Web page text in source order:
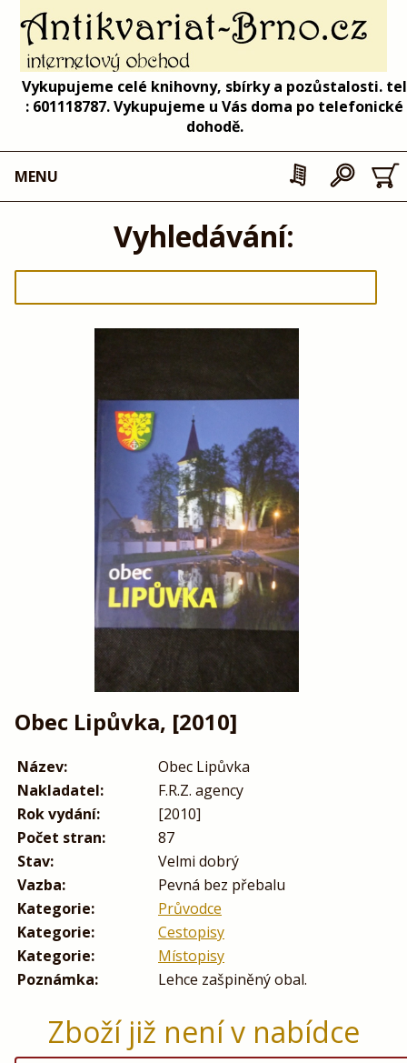
Vykupujeme celé knihovny, sbírky a pozůstalosti. tel
: 601118787. Vykupujeme u Vás doma po telefonické
dohodě.
MENU
Vyhledávání:
Obec Lipůvka, [2010]
Název:
Obec Lipůvka
Nakladatel:
F.R.Z. agency
Rok vydání:
[2010]
Počet stran:
87
Stav:
Velmi dobrý
Vazba:
Pevná bez přebalu
Kategorie:
Průvodce
Kategorie:
Cestopisy
Kategorie:
Místopisy
Poznámka:
Lehce zašpiněný obal.
Zboží již není v nabídce